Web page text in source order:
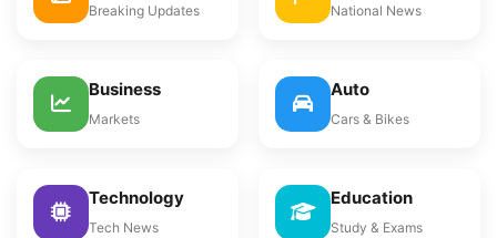
Breaking Updates National News
Business
Markets
Auto
Cars & Bikes
Technology
Tech News
Education
Study & Exams